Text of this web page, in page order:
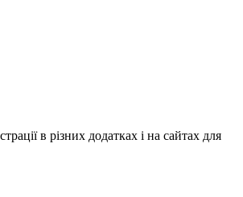
в різних додатках і на сайтах для